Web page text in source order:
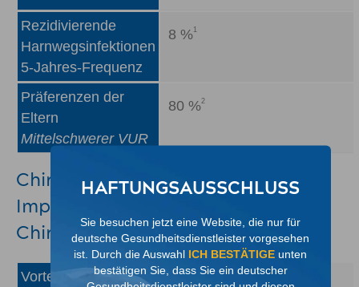
Rezidivierende
Harnwegsinfektionen
5-Jahres-Frequenz
8 %1
Präferenzen der
Eltern
Mittelschwerer VUR
80 %2
Chirurgisch: Ureterale Re-
Implantation (offene
Chirurgie/offene Korrektur)
Vorteile
HAFTUNGSAUSSCHLUSS
Sie besuchen jetzt eine Website, die nur für
deutsche Gesundheitsdienstleister vorgesehen
ist. Durch die Auswahl ICH BESTÄTIGE unten
bestätigen Sie, dass Sie ein deutscher